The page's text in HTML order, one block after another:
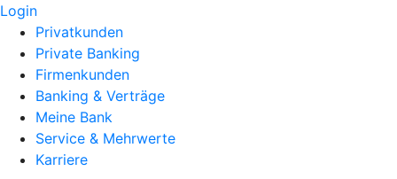
Login
Privatkunden
Private Banking
Firmenkunden
Banking & Verträge
Meine Bank
Service & Mehrwerte
Karriere